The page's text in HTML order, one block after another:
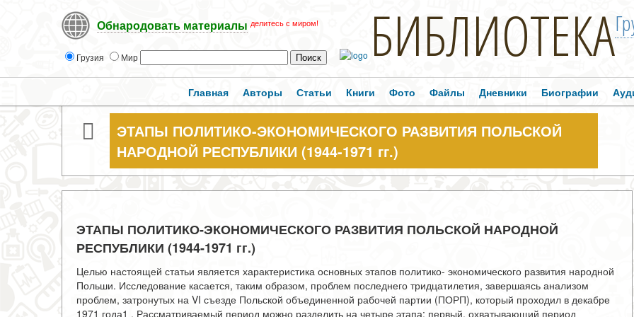
Обнародовать материалы делитесь с миром!
Грузия Мир БИБЛИОТЕКА
Главная Авторы Статьи Книги Фото Файлы Дневники Биографии
ЭТАПЫ ПОЛИТИКО-ЭКОНОМИЧЕСКОГО РАЗВИТИЯ ПОЛЬСКОЙ
НАРОДНОЙ РЕСПУБЛИКИ (1944-1971 гг.)
ЭТАПЫ ПОЛИТИКО-ЭКОНОМИЧЕСКОГО РАЗВИТИЯ ПОЛЬСКОЙ НАРОДНОЙ
РЕСПУБЛИКИ (1944-1971 гг.)
Целью настоящей статьи является характеристика основных этапов политико- экономического развития народной
Польши. Исследование касается, таким образом, проблем последнего тридцатилетия, завершаясь анализом
проблем, затронутых на VI съезде Польской объединенной рабочей партии (ПОРП), который проходил в декабре
1971 года1 . Рассматриваемый период можно разделить на четыре этапа: первый, охватывающий период